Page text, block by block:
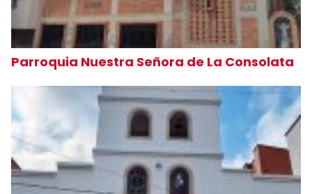
Parroquia Nuestra Señora de La Consolata